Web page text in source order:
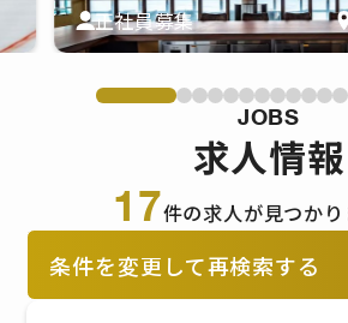
兵庫県
正
JOBS
求人情報
17件の求人が見つかり
条件を変更して再検索する